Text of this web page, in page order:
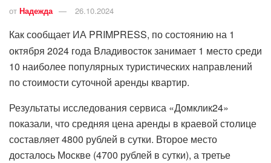
от Надежда 26.10.2024
Как сообщает ИА PRIMPRESS, по состоянию на 1
октября 2024 года Владивосток занимает 1 место среди
10 наиболее популярных туристических направлений
по стоимости суточной аренды квартир.
Результаты исследования сервиса «Домклик24»
показали, что средняя цена аренды в краевой столице
составляет 4800 рублей в сутки. Второе место
досталось Москве (4700 рублей в сутки), а третье